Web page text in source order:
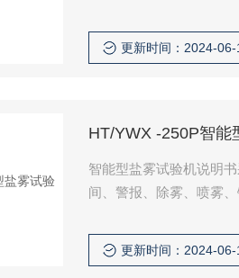
更新时间：2024-06-
HT/YWX -250P智能
智能型盐雾试验机说明
间、警报、除雾、喷雾
更新时间：2024-06-